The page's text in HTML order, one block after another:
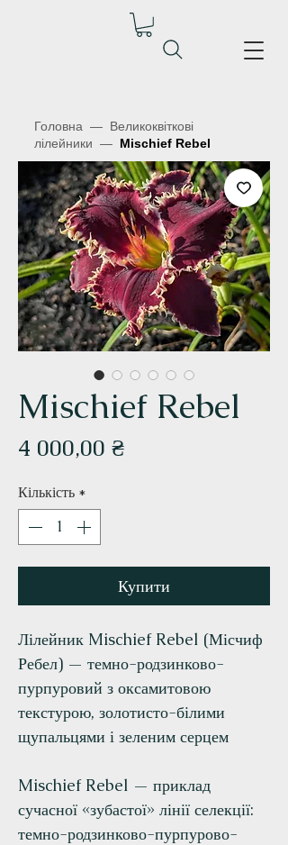
Головна — Великоквіткові
лілейники — Mischief Rebel
Mischief Rebel
4 000,00 ₴Ціна
Кількість *
Купити
Лілейник Mischief Rebel (Місчиф
Ребел) — темно-родзинково-
пурпуровий з оксамитовою
текстурою, золотисто-білими
щупальцями і зеленим серцем
Mischief Rebel — приклад
сучасної «зубастої» лінії селекції:
темно-родзинково-пурпурово-